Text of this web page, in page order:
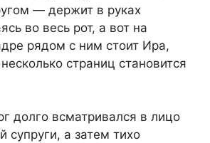
— держит в руках
во весь рот, а вот на
рядом с ним стоит Ира,
страниц становится
долго всматривался в лицо
супруги, а затем тихо